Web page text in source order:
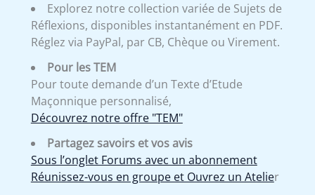
Explorez notre collection variée de Sujets de
Réflexions, disponibles instantanément en PDF.
Réglez via PayPal, par CB, Chèque ou Virement.
Pour les TEM
Pour toute demande d’un Texte d’Etude
Maçonnique personnalisé,
Découvrez notre offre "TEM"
Partagez savoirs et vos avis
Sous l’onglet Forums avec un abonnement
Réunissez-vous en groupe et Ouvrez un Atelier